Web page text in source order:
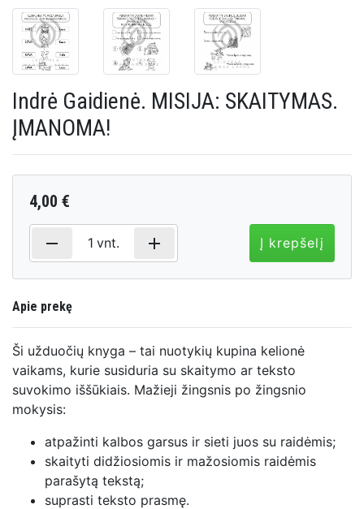
Indrė Gaidienė. MISIJA: SKAITYMAS.
ĮMANOMA!
4,00 €
remove 1 vnt. add Į krepšelį
Apie prekę
Ši užduočių knyga – tai nuotykių kupina kelionė
vaikams, kurie susiduria su skaitymo ar teksto
suvokimo iššūkiais. Mažieji žingsnis po žingsnio
mokysis:
atpažinti kalbos garsus ir sieti juos su raidėmis;
skaityti didžiosiomis ir mažosiomis raidėmis
parašytą tekstą;
suprasti teksto prasmę.